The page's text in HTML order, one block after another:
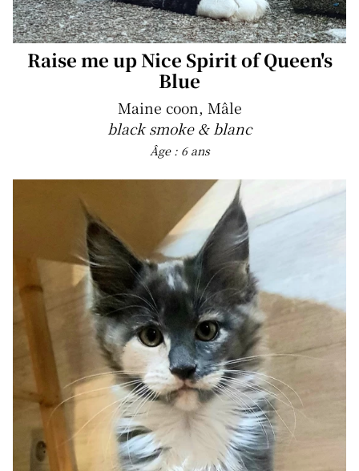
Raise me up Nice Spirit of Queen's
Blue
Maine coon, Mâle
black smoke & blanc
Âge : 6 ans